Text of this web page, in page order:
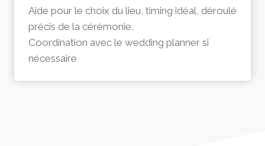
Aide pour le choix du lieu, timing idéal, déroulé
précis de la cérémonie.
Coordination avec le wedding planner si
nécessaire